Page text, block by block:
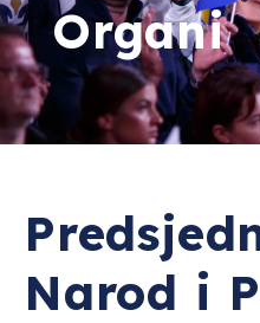
Organi
Narod i